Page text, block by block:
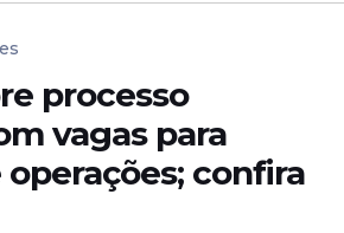
processo
vagas para
confira